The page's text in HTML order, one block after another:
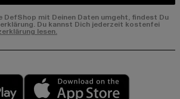
DefShop mit Deinen Daten umgeht, findest Du
Du kannst Dich jederzeit kostenfei
lesen.
Play market